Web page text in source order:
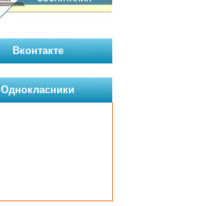
Вконтакте
Однокласники